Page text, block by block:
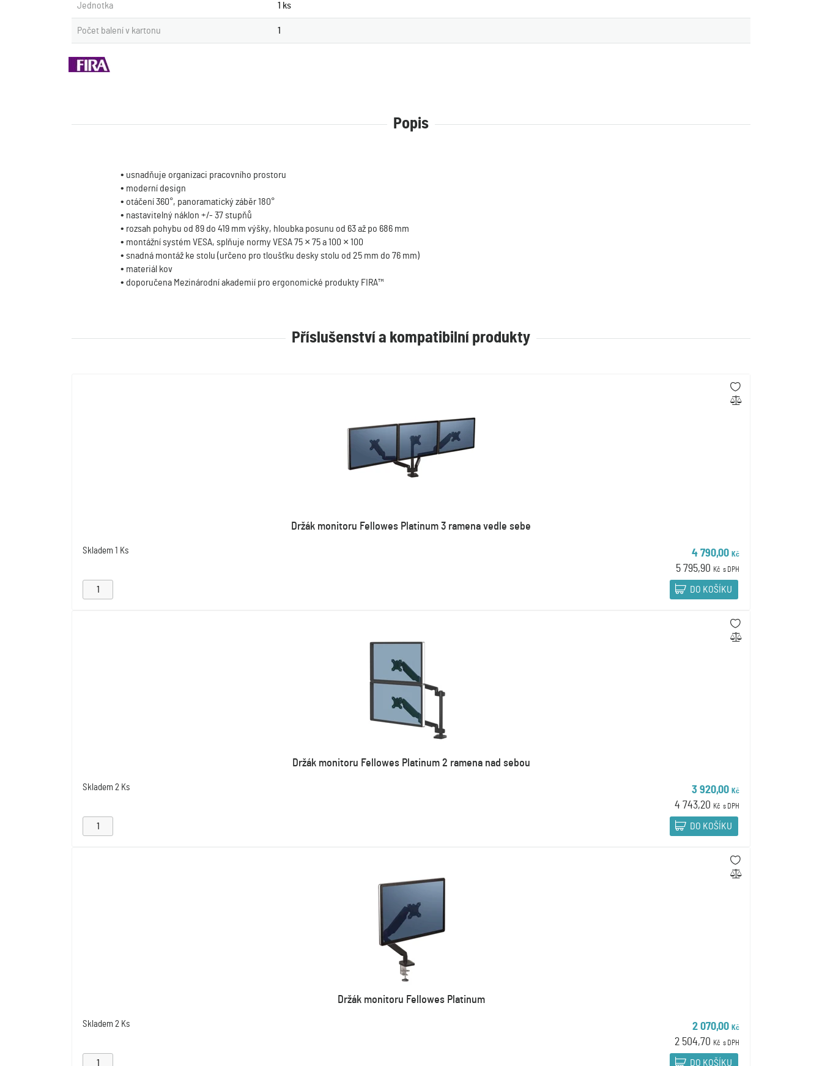
Jednotka 1 ks
Počet balení v kartonu 1
Popis
• usnadňuje organizaci pracovního prostoru
• moderní design
• otáčení 360°, panoramatický záběr 180°
• nastavitelný náklon +/- 37 stupňů
• rozsah pohybu od 89 do 419 mm výšky, hloubka posunu od 63 až po 686 mm
• montážní systém VESA, splňuje normy VESA 75 × 75 a 100 × 100
• snadná montáž ke stolu (určeno pro tloušťku desky stolu od 25 mm do 76 mm)
• materiál kov
• doporučena Mezinárodní akademií pro ergonomické produkty FIRA™
Příslušenství a kompatibilní produkty
Držák monitoru Fellowes Platinum 3 ramena vedle sebe
Skladem 1 Ks 4 790,00 Kč
5 795,90 Kč s DPH
DO KOŠÍKU
Držák monitoru Fellowes Platinum 2 ramena nad sebou
Skladem 2 Ks 3 920,00 Kč
4 743,20 Kč s DPH
DO KOŠÍKU
Držák monitoru Fellowes Platinum
Skladem 2 Ks 2 070,00 Kč
2 504,70 Kč s DPH
DO KOŠÍKU